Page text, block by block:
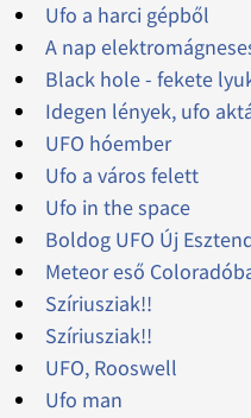
Ufo a harci gépből
A nap
Black hole - fekete
Idegen lények, ufo
UFO hóember
Ufo a város felett
Ufo in the space
Boldog UFO Új
Meteor eső
Szíriusziak!!
Szíriusziak!!
UFO, Rooswell
Ufo man